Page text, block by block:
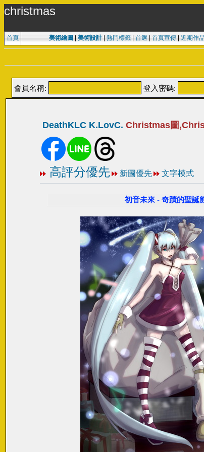
christmas
首頁 美術繪圖 美術設計| 熱門標籤| 首選 首頁宣傳| 近期作
會員名稱: 登入密碼:
DeathKLC K.LovC. Christmas圖
高評分優先 新圖優先 文字模式
初音未來 - 奇蹟的聖誕